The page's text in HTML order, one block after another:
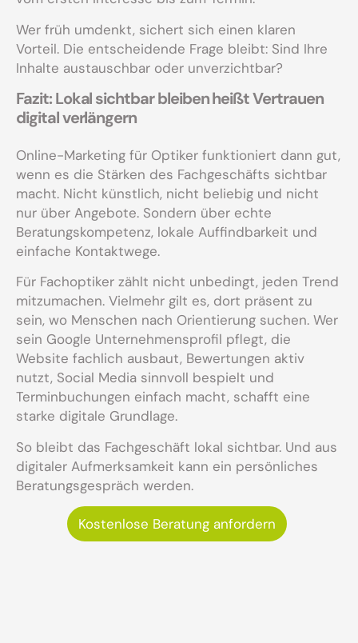
Wer früh umdenkt, sichert sich einen klaren
Vorteil. Die entscheidende Frage bleibt: Sind Ihre
Inhalte austauschbar oder unverzichtbar?
Fazit: Lokal sichtbar bleiben heißt Vertrauen
digital verlängern
Online-Marketing für Optiker funktioniert dann gut,
wenn es die Stärken des Fachgeschäfts sichtbar
macht. Nicht künstlich, nicht beliebig und nicht
nur über Angebote. Sondern über echte
Beratungskompetenz, lokale Auffindbarkeit und
einfache Kontaktwege.
Für Fachoptiker zählt nicht unbedingt, jeden Trend
mitzumachen. Vielmehr gilt es, dort präsent zu
sein, wo Menschen nach Orientierung suchen. Wer
sein Google Unternehmensprofil pflegt, die
Website fachlich ausbaut, Bewertungen aktiv
nutzt, Social Media sinnvoll bespielt und
Terminbuchungen einfach macht, schafft eine
starke digitale Grundlage.
So bleibt das Fachgeschäft lokal sichtbar. Und aus
digitaler Aufmerksamkeit kann ein persönliches
Beratungsgespräch werden.
Kostenlose Beratung anfordern